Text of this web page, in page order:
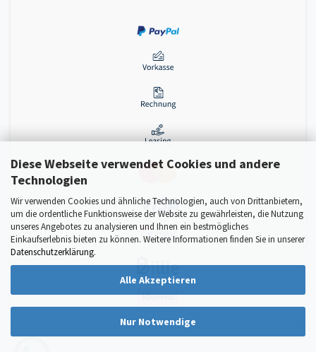
Diese Webseite verwendet Cookies und andere
Technologien
Wir verwenden Cookies und ähnliche Technologien, auch von Drittanbietern,
um die ordentliche Funktionsweise der Website zu gewährleisten, die Nutzung
unseres Angebotes zu analysieren und Ihnen ein bestmögliches
Einkaufserlebnis bieten zu können. Weitere Informationen finden Sie in unserer
Datenschutzerklärung.
Alle Akzeptieren
Nur Notwendige